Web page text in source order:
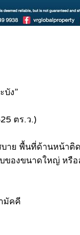
บัง”
ตร.ว.)
าย พื้นที่ด้านหน้า
ของขนาดใหญ่ หรื
มัคคี